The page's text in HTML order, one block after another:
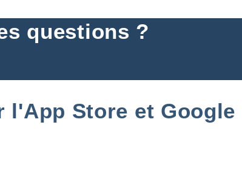
questions ?
Store et Google